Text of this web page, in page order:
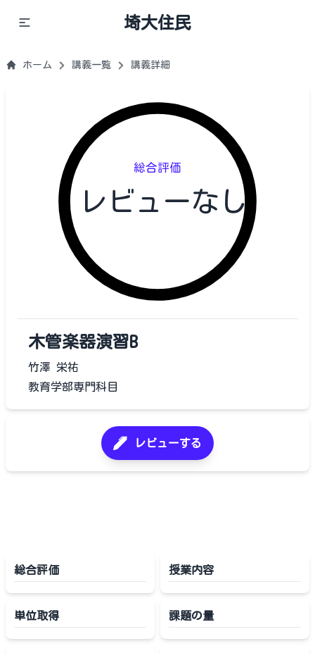
埼大住民
ホーム 講義一覧 講義詳細
総合評価
レビューなし
木管楽器演習B
竹澤 栄祐
教育学部専門科目
レビューする
総合評価 授業内容
単位取得 課題の量